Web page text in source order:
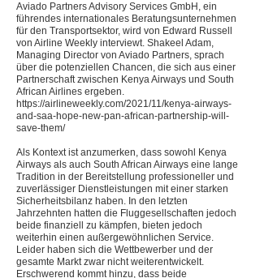
Aviado Partners Advisory Services GmbH, ein
führendes internationales Beratungsunternehmen
für den Transportsektor, wird von Edward Russell
von Airline Weekly interviewt. Shakeel Adam,
Managing Director von Aviado Partners, sprach
über die potenziellen Chancen, die sich aus einer
Partnerschaft zwischen Kenya Airways und South
African Airlines ergeben.
https://airlineweekly.com/2021/11/kenya-airways-
and-saa-hope-new-pan-african-partnership-will-
save-them/
Als Kontext ist anzumerken, dass sowohl Kenya
Airways als auch South African Airways eine lange
Tradition in der Bereitstellung professioneller und
zuverlässiger Dienstleistungen mit einer starken
Sicherheitsbilanz haben. In den letzten
Jahrzehnten hatten die Fluggesellschaften jedoch
beide finanziell zu kämpfen, bieten jedoch
weiterhin einen außergewöhnlichen Service.
Leider haben sich die Wettbewerber und der
gesamte Markt zwar nicht weiterentwickelt.
Erschwerend kommt hinzu, dass beide